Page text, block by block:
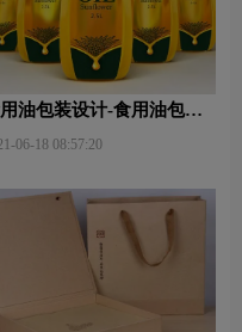
油包装设计-食用油包装
06-18 08:57:20